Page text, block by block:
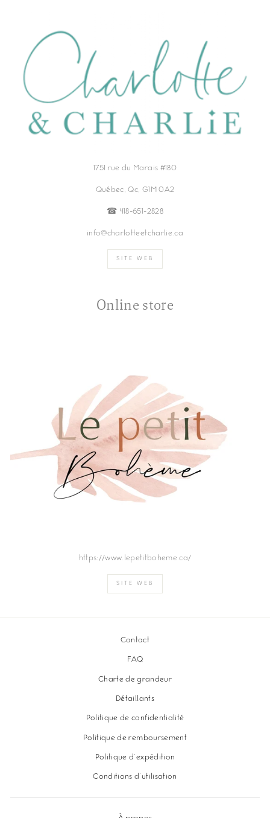
1751 rue du Marais #180
Québec, Qc, G1M 0A2
☎︎ 418-651-2828
info@charlotteetcharlie.ca
SITE WEB
Online store
https://www.lepetitboheme.ca/
SITE WEB
Contact
FAQ
Charte de grandeur
Détaillants
Politique de confidentialité
Politique de remboursement
Politique d'expédition
Conditions d'utilisation